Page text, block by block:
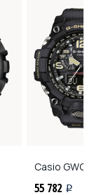
Casio GWG-
55 782 i